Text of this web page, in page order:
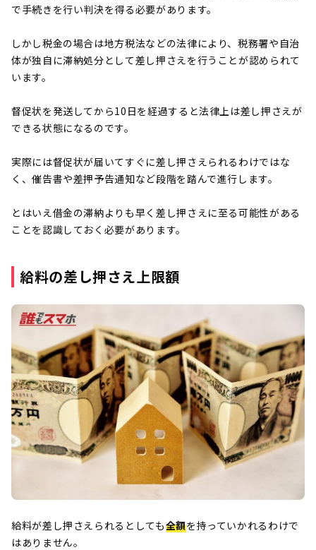
で手続きを行い判決を得る必要があります。
しかし税金の場合は地方税法などの法律により、税務署や自治
体が独自に滞納処分として差し押さえを行うことが認められて
います。
督促状を発送してから10日を経過すると法律上は差し押さえが
できる状態になるのです。
実際には督促状が届いてすぐに差し押さえられるわけではな
く、催告書や差押予告通知など段階を踏んで進行します。
とはいえ借金の滞納よりも早く差し押さえに至る可能性がある
ことを認識しておく必要があります。
給料の差し押さえ上限額
給料が差し押さえられるとしても全額を持っていかれるわけで
はありません。